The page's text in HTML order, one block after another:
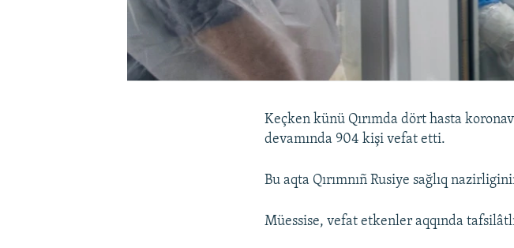
Keçken künü Qırımda dört hasta
devamında 904 kişi vefat etti.
Bu aqta Qırımnıñ Rusiye sağlıq
Müessise, vefat etkenler aqqında